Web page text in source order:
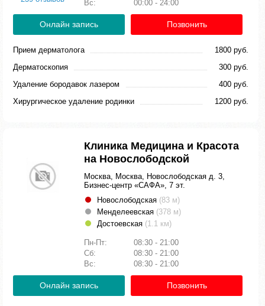
Вс:
00:00 - 24:00
Онлайн запись Позвонить
Прием дерматолога
1800 руб.
Дерматоскопия
300 руб.
Удаление бородавок лазером
400 руб.
Хирургическое удаление родинки
1200 руб.
Клиника Медицина и Красота
на Новослободской
Москва, Москва, Новослободская д. 3,
Бизнес-центр «САФА», 7 эт.
Новослободская (83 м)
Менделеевская (378 м)
Достоевская (1.1 км)
Пн-Пт:
08:30 - 21:00
Сб:
08:30 - 21:00
Вс:
08:30 - 21:00
Онлайн запись Позвонить